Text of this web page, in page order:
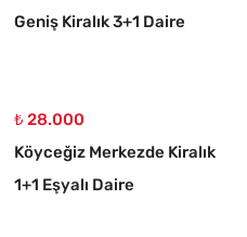
Geniş Kiralık 3+1 Daire
₺ 28.000
Köyceğiz Merkezde Kiralık
1+1 Eşyalı Daire